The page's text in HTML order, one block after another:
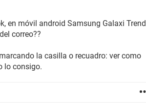
en móvil android Samsung Galaxi Trend
correo??
la casilla o recuadro: ver como
lo consigo.